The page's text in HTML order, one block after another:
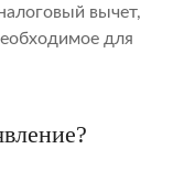
вычет,
для